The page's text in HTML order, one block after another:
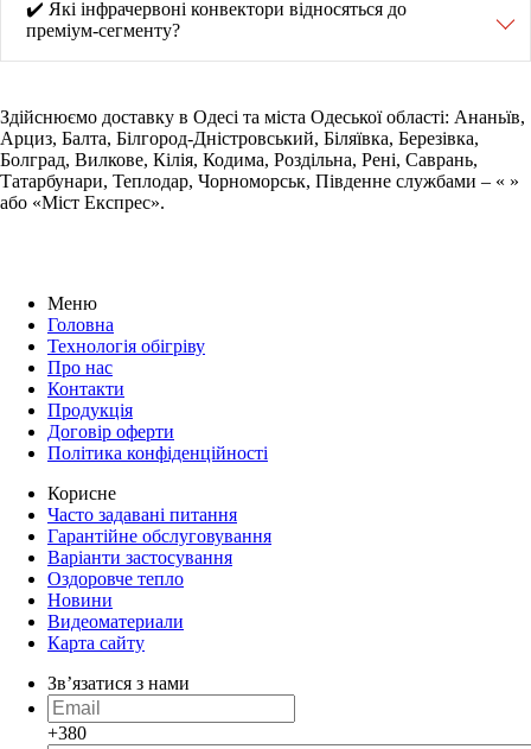
✔️ Які інфрачервоні конвектори відносяться до
преміум-сегменту?
Здійснюємо доставку в Одесі та міста Одеської області: Ананьїв,
Арциз, Балта, Білгород-Дністровський, Біляївка, Березівка,
Болград, Вилкове, Кілія, Кодима, Роздільна, Рені, Саврань,
Татарбунари, Теплодар, Чорноморськ, Південне службами – « »
або «Міст Експрес».
Меню
Головна
Технологія обігріву
Про нас
Контакти
Продукція
Договір оферти
Політика конфіденційності
Корисне
Часто задавані питання
Гарантійне обслуговування
Варіанти застосування
Оздоровче тепло
Новини
Видеоматериали
Карта сайту
Зв’язатися з нами
+380